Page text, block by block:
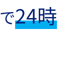
24時